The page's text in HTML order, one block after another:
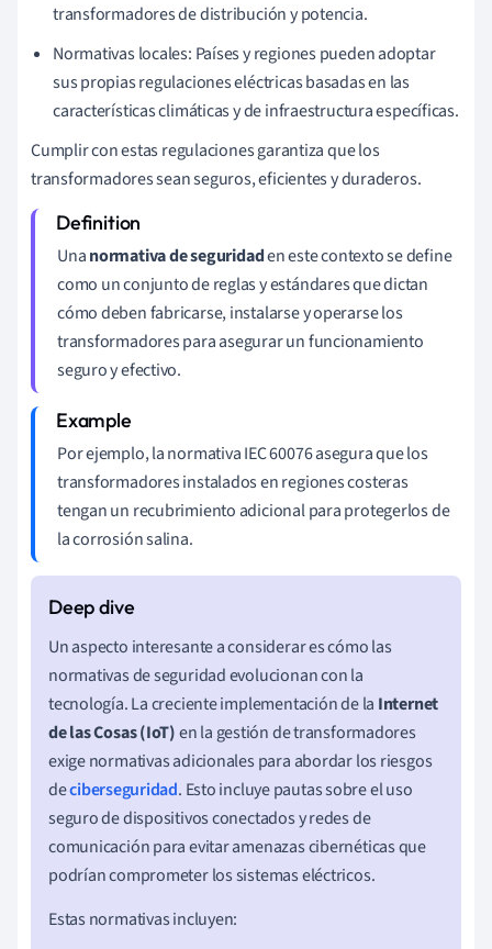
transformadores de distribución y potencia.
Normativas locales: Países y regiones pueden adoptar
sus propias regulaciones eléctricas basadas en las
características climáticas y de infraestructura específicas.
Cumplir con estas regulaciones garantiza que los
transformadores sean seguros, eficientes y duraderos.
Unanormativa de seguridaden este contexto se define
como un conjunto de reglas y estándares que dictan
cómo deben fabricarse, instalarse y operarse los
transformadores para asegurar un funcionamiento
seguro y efectivo.
Por ejemplo, la normativa IEC 60076 asegura que los
transformadores instalados en regiones costeras
tengan un recubrimiento adicional para protegerlos de
la corrosión salina.
Un aspecto interesante a considerar es cómo las
normativas de seguridad evolucionan con la
tecnología. La creciente implementación de la Internet
de las Cosas (IoT)en la gestión de transformadores
exige normativas adicionales para abordar los riesgos
deciberseguridad. Esto incluye pautas sobre el uso
seguro de dispositivos conectados y redes de
comunicación para evitar amenazas cibernéticas que
podrían comprometer los sistemas eléctricos.
Estas normativas incluyen: